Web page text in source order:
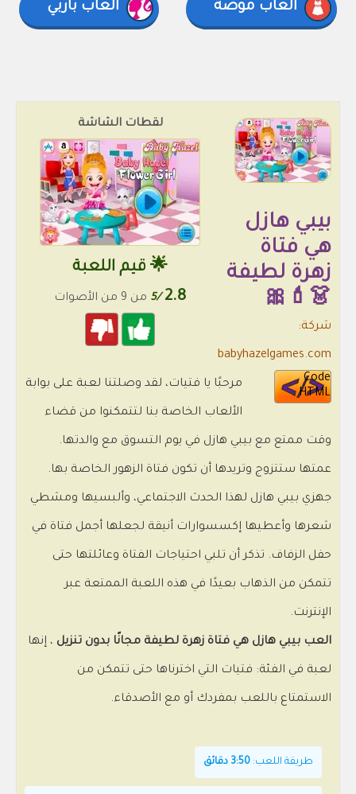
العاب موضة العاب باربي
لقطات الشاشة
🌟 قيم اللعبة
2.8
/5 من 9 من الأصوات
بيبي هازل
هي فتاة
زهرة لطيفة
👗💄🎀
شركة:
babyhazelgames.com
Code
HTML
مرحبًا يا فتيات، لقد وصلتنا لعبة على بوابة
الألعاب الخاصة بنا لتتمكنوا من قضاء
وقت ممتع مع بيبي هازل في يوم التسوق مع والدتها.
عمتها ستتزوج وتريدها أن تكون فتاة الزهور الخاصة بها.
جهزي بيبي هازل لهذا الحدث الاجتماعي، وألبسيها ومشطي
شعرها وأعطيها إكسسوارات أنيقة لجعلها أجمل فتاة في
حفل الزفاف. تذكر أن تلبي احتياجات الفتاة وعائلتها حتى
تتمكن من الذهاب بعيدًا في هذه اللعبة الممتعة عبر
الإنترنت.
العب بيبي هازل هي فتاة زهرة لطيفة مجانًا بدون تنزيل ، إنها
لعبة في الفئة: فتيات التي اخترناها حتى تتمكن من
الاستمتاع باللعب بمفردك أو مع الأصدقاء.
طريقة اللعب: 3:50 دقائق